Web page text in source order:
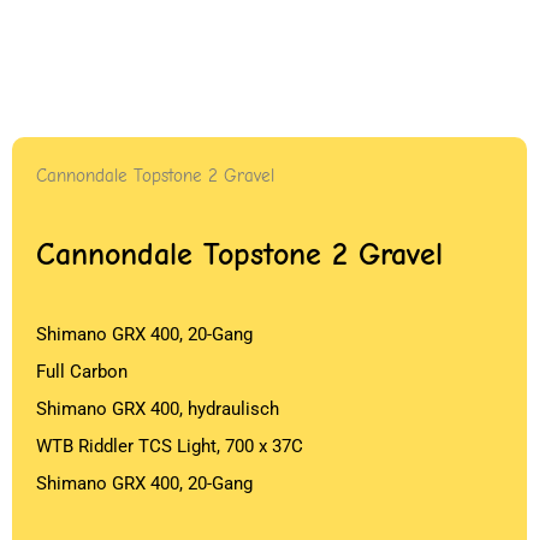
Cannondale Topstone 2 Gravel
Cannondale Topstone 2 Gravel
Shimano GRX 400, 20-Gang
Full Carbon
Shimano GRX 400, hydraulisch
WTB Riddler TCS Light, 700 x 37C
Shimano GRX 400, 20-Gang